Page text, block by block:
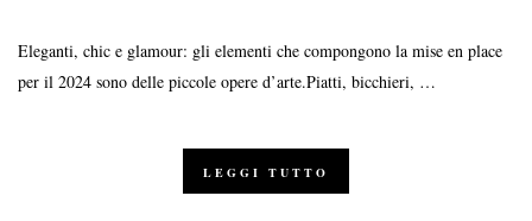
Eleganti, chic e glamour: gli elementi che compongono la mise en place
per il 2024 sono delle piccole opere d’arte.Piatti, bicchieri, …
LEGGI TUTTO